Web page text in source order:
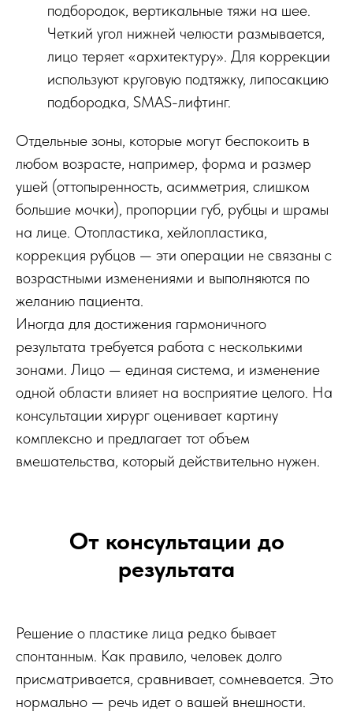
подбородок, вертикальные тяжи на шее.
Четкий угол нижней челюсти размывается,
лицо теряет «архитектуру». Для коррекции
используют круговую подтяжку, липосакцию
подбородка, SMAS-лифтинг.
Отдельные зоны, которые могут беспокоить в
любом возрасте, например, форма и размер
ушей (оттопыренность, асимметрия, слишком
большие мочки), пропорции губ, рубцы и шрамы
на лице. Отопластика, хейлопластика,
коррекция рубцов — эти операции не связаны с
возрастными изменениями и выполняются по
желанию пациента.
Иногда для достижения гармоничного
результата требуется работа с несколькими
зонами. Лицо — единая система, и изменение
одной области влияет на восприятие целого. На
консультации хирург оценивает картину
комплексно и предлагает тот объем
вмешательства, который действительно нужен.
От консультации до
результата
Решение о пластике лица редко бывает
спонтанным. Как правило, человек долго
присматривается, сравнивает, сомневается. Это
нормально — речь идет о вашей внешности.